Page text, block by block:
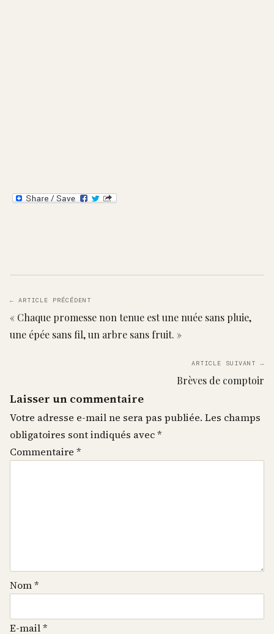
← ARTICLE PRÉCÉDENT
« Chaque promesse non tenue est une nuée sans pluie,
une épée sans fil, un arbre sans fruit. »
ARTICLE SUIVANT →
Brèves de comptoir
Laisser un commentaire
Votre adresse e-mail ne sera pas publiée. Les champs
obligatoires sont indiqués avec*
Commentaire *
Nom*
E-mail*